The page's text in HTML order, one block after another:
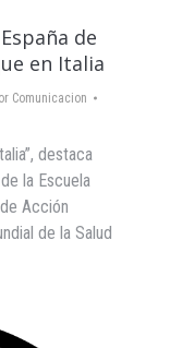
de
en Italia
Comunicacion
destaca
la Escuela
Acción
de la Salud